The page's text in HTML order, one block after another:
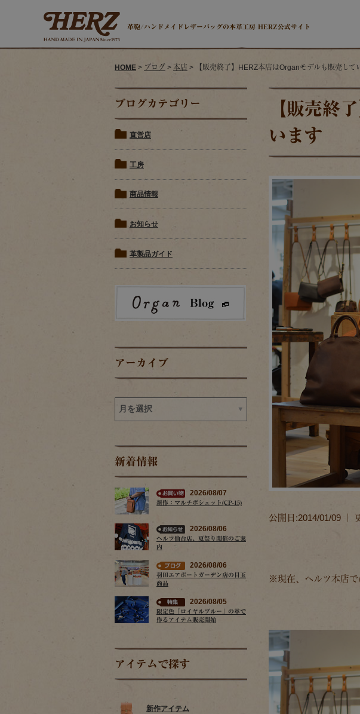
革鞄/ハンドメイドレザーバッグの本革工房 HERZ公式サイト
HOME > ブログ > 本店 > 【販売終了】HERZ本店はOrganモデルも販売して
ブログカテゴリー
直営店
工房
商品情報
お知らせ
革製品ガイド
アーカイブ
新着情報
2026/08/07
新作：マルチポシェット(CP-15)
2026/08/06
ヘルツ仙台店、夏祭り開催のご案
内
2026/08/06
羽田エアポートガーデン店の目玉
商品
2026/08/05
限定色「ロイヤルブルー」の革で
作るアイテム販売開始
アイテムで探す
新作アイテム
【販売終
います
公開日:2014/01/09 ｜
※現在、ヘルツ本店で